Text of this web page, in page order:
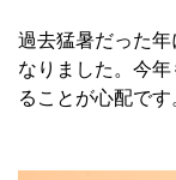
過去猛暑だった
なりました。今
ることが心配です